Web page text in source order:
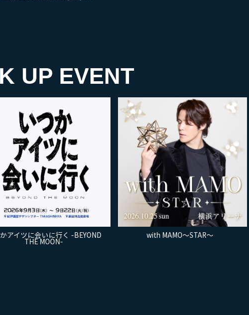
UP EVENT
アイツに会いに行く -BEYOND
THE MOON-
with MAMO～STAR～